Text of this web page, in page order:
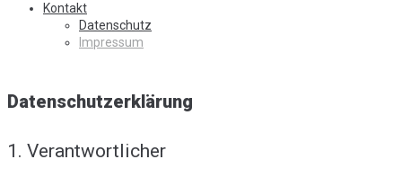
Kontakt
Datenschutz
Impressum
Datenschutzerklärung
1. Verantwortlicher